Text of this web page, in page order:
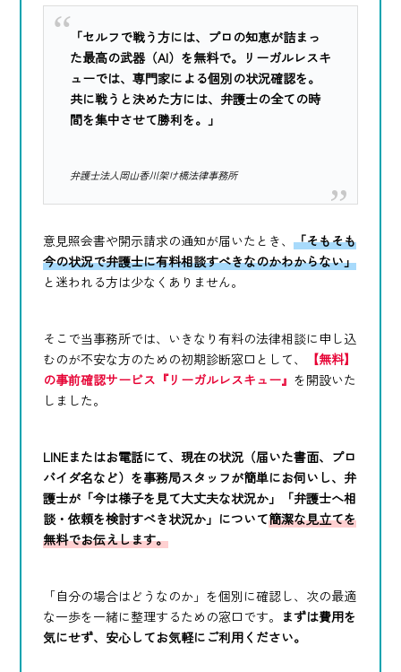
「セルフで戦う方には、プロの知恵が詰まっ
た最高の武器（AI）を無料で。リーガルレスキ
ューでは、専門家による個別の状況確認を。
共に戦うと決めた方には、弁護士の全ての時
間を集中させて勝利を。」
弁護士法人岡山香川架け橋法律事務所
意見照会書や開示請求の通知が届いたとき、 「そもそも
今の状況で弁護士に有料相談すべきなのかわからない」
と迷われる方は少なくありません。
そこで当事務所では、いきなり有料の法律相談に申し込
むのが不安な方のための初期診断窓口として、
【無料】
の事前確認サービス『リーガルレスキュー』 を開設いた
しました。
LINEまたはお電話にて、現在の状況（届いた書面、プロ
バイダ名など）を事務局スタッフが簡単にお伺いし、弁
護士が「今は様子を見て大丈夫な状況か」「弁護士へ相
談・依頼を検討すべき状況か」について簡潔な見立てを
無料でお伝えします。
「自分の場合はどうなのか」を個別に確認し、次の最適
な一歩を一緒に整理するための窓口です。 まずは費用を
気にせず、安心してお気軽にご利用ください。